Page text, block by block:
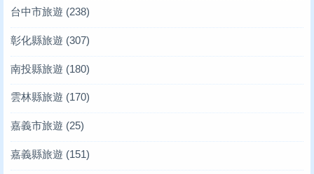
台中市旅遊 (238)
彰化縣旅遊 (307)
南投縣旅遊 (180)
雲林縣旅遊 (170)
嘉義市旅遊 (25)
嘉義縣旅遊 (151)